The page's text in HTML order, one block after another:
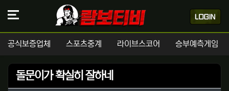
공식보증업체 스포츠중계 라이브스코어 승부예측게임
돌문이가 확실히 잘하네